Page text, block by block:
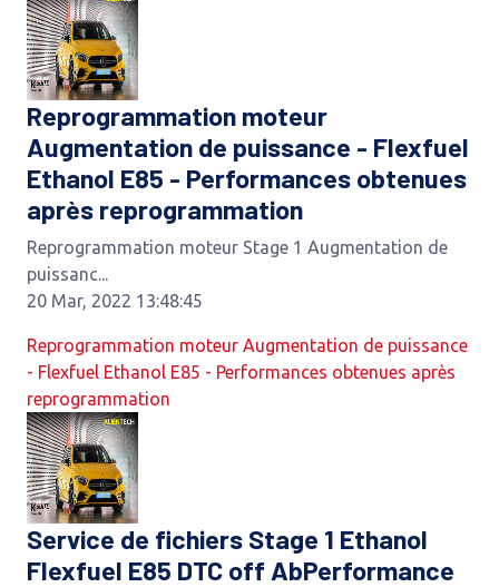
Reprogrammation moteur
Augmentation de puissance - Flexfuel
Ethanol E85 - Performances obtenues
après reprogrammation
Reprogrammation moteur Stage 1 Augmentation de
puissanc...
20 Mar, 2022 13:48:45
Reprogrammation moteur Augmentation de puissance
- Flexfuel Ethanol E85 - Performances obtenues après
reprogrammation
Service de fichiers Stage 1 Ethanol
Flexfuel E85 DTC off AbPerformance